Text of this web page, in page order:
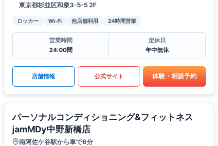
東京都杉並区和泉3-5-5 2F
ロッカー Wi-Fi 他店舗利用 24時間営業
営業時間
24:00間
定休日
年中無休
店舗情報 公式サイト 体験・相談予約
パーソナルコンディショニング&フィットネス
jamMDy中野新橋店
南阿佐ケ谷駅から車で8分